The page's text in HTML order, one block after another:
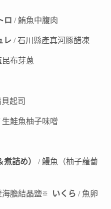
ロ / 鮪魚中腹肉
レ / 石川縣產真河豚醋凍
昆布芽蔥
起司
生鮭魚柚子味噌
詰め）
/ 鰻魚（柚子蘿蔔
海膽結晶鹽 いくら / 魚卵